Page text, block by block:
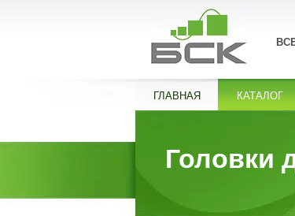
ГЛАВНАЯ КАТАЛОГ
Головки